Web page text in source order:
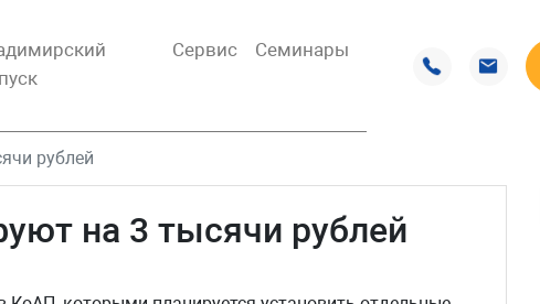
Сервис Семинары
рублей
на 3 тысячи рублей